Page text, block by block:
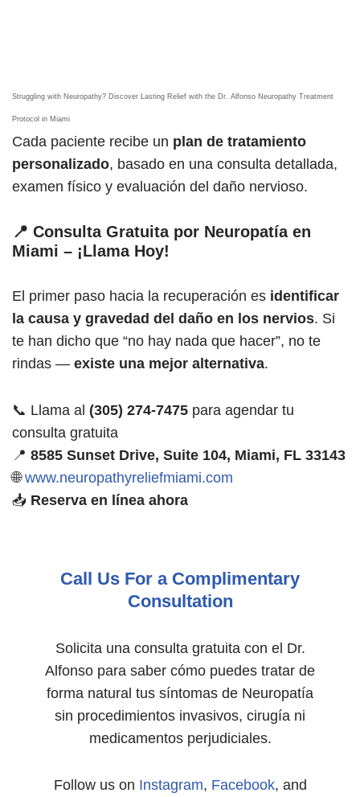
Struggling with Neuropathy? Discover Lasting Relief with the Dr. Alfonso Neuropathy Treatment
Protocol in Miami
Cada paciente recibe un plan de tratamiento
personalizado, basado en una consulta detallada,
examen físico y evaluación del daño nervioso.
📍 Consulta Gratuita por Neuropatía en
Miami – ¡Llama Hoy!
El primer paso hacia la recuperación es identificar
la causa y gravedad del daño en los nervios. Si
te han dicho que “no hay nada que hacer”, no te
rindas — existe una mejor alternativa.
📞 Llama al (305) 274-7475 para agendar tu
consulta gratuita
📍 8585 Sunset Drive, Suite 104, Miami, FL 33143
🌐www.neuropathyreliefmiami.com
📥 Reserva en línea ahora
Call Us For a Complimentary
Consultation
Solicita una consulta gratuita con el Dr.
Alfonso para saber cómo puedes tratar de
forma natural tus síntomas de Neuropatía
sin procedimientos invasivos, cirugía ni
medicamentos perjudiciales.
Follow us on Instagram, Facebook, and